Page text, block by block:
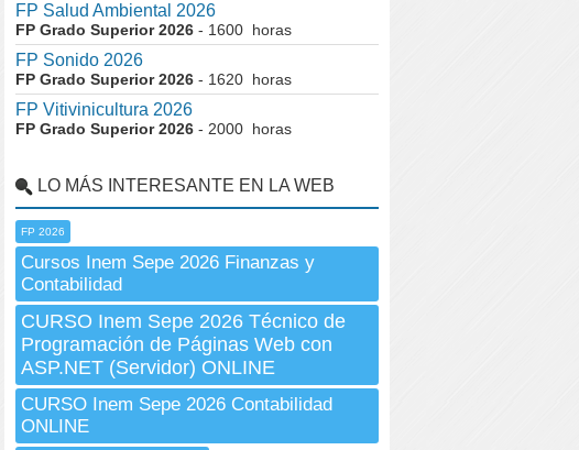
FP Salud Ambiental 2026
FP Grado Superior 2026 - 1600 horas
FP Sonido 2026
FP Grado Superior 2026 - 1620 horas
FP Vitivinicultura 2026
FP Grado Superior 2026 - 2000 horas
LO MÁS INTERESANTE EN LA WEB
FP 2026
Cursos Inem Sepe 2026 Finanzas y
Contabilidad
CURSO Inem Sepe 2026 Técnico de
Programación de Páginas Web con
ASP.NET (Servidor) ONLINE
CURSO Inem Sepe 2026 Contabilidad
ONLINE